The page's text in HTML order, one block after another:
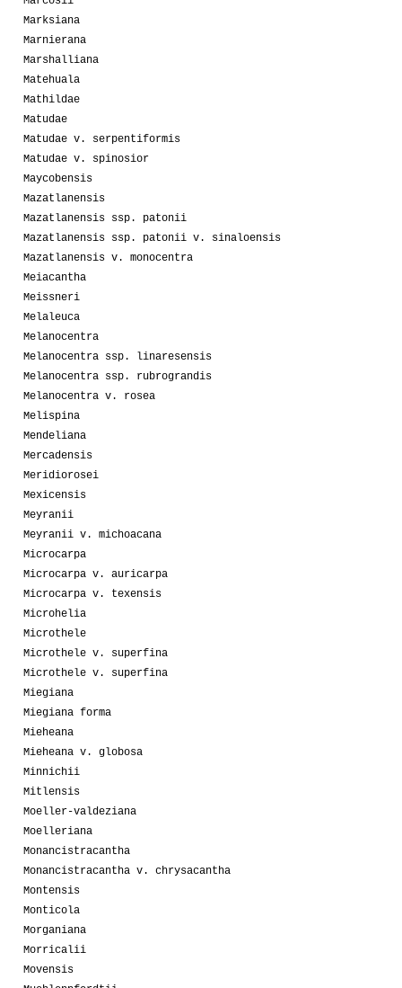
Marksiana
Marnierana
Marshalliana
Matehuala
Mathildae
Matudae
Matudae v. serpentiformis
Matudae v. spinosior
Maycobensis
Mazatlanensis
Mazatlanensis ssp. patonii
Mazatlanensis ssp. patonii v. sinaloensis
Mazatlanensis v. monocentra
Meiacantha
Meissneri
Melaleuca
Melanocentra
Melanocentra ssp. linaresensis
Melanocentra ssp. rubrograndis
Melanocentra v. rosea
Melispina
Mendeliana
Mercadensis
Meridiorosei
Mexicensis
Meyranii
Meyranii v. michoacana
Microcarpa
Microcarpa v. auricarpa
Microcarpa v. texensis
Microhelia
Microthele
Microthele v. superfina
Microthele v. superfina
Miegiana
Miegiana forma
Mieheana
Mieheana v. globosa
Minnichii
Mitlensis
Moeller-valdeziana
Moelleriana
Monancistracantha
Monancistracantha v. chrysacantha
Montensis
Monticola
Morganiana
Morricalii
Movensis